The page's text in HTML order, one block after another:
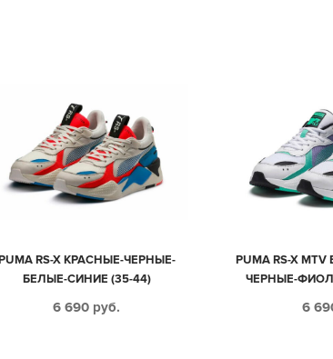
RS-X КРАСНЫЕ-ЧЕРНЫЕ-
БЕЛЫЕ-СИНИЕ (35-44)
6 690 руб.
PUMA RS-X
ЧЕРНЫЕ-
6